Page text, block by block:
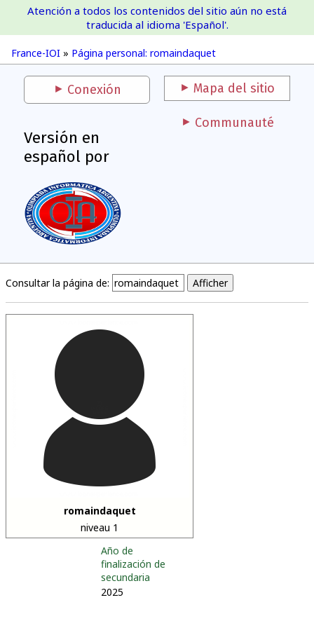
France-IOI
France-IOI » Página personal: romaindaquet
Atención a todos los contenidos del sitio aún no está
traducida al idioma 'Español'.
Conexión Mapa del sitio
Versión en
español por
Communauté
Consultar la página de:
romaindaquet
niveau 1
Año de
finalización de
secundaria
2025